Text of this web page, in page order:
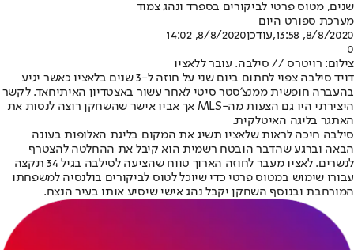
שנים, מטוס פרטי לביקורים בספרד ונהג צמוד
מערכת ספורט היום
8/8/2020, 13:58
,עודכן8/8/2020, 14:02
0
צילום: רויטרס // סילבה. עובר ללאציו
דויד סילבה צפוי לחתום ביום שני על חוזה ל-3 שנים בלאציו כאשר יגיע
בהעברה חופשית ממנצ'סטר סיטי לאחר עשור באצטדיון האיתיחאד. לקשר
היצירתי היו גם הצעות מה-MLS אך אביו אישר שהשחקן רוצה לנסות את
האתגר בליגה האיטלקית.
סילבה חיכה לראות שלאציו תשיג את המקום בליגת האלופות בעונה
הבאה וברגע שהדבר הובטח רשמית הוא קיבל את ההחלטה להצטרף
לנשרים. לאציו מעבר לחוזה הארוך טווח שהציעה לסילבה בגיל 34 תקצה
עבורו שימוש במטוס פרטי כדי שיוכל לטוס לביקורים בולנסיה למשפחתו
המורחבת ובנוסף השחקן יקבל נהג אישי שיסיע אותו בעיר הנצח.